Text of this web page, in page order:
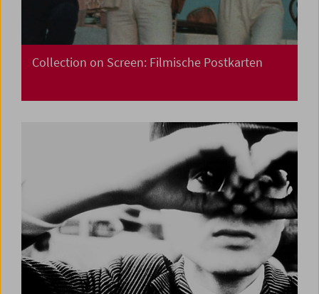
Collection on Screen: Filmische Postkarten